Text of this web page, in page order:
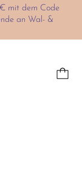
mit dem Code
an Wal- &